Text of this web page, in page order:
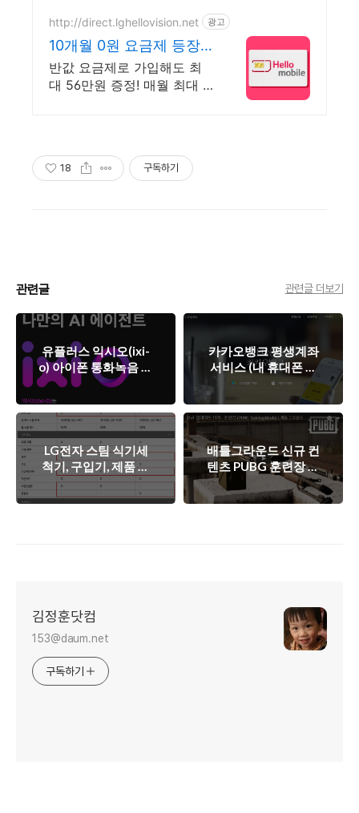
http://direct.lghellovision.net 광고
10개월 0원 요금제 등장
편의점 유심, 이심 즉시개
통
반값 요금제로 가입해도 최
대 56만원 증정! 매월 최대 7
18 구독하기
관련글 관련글 더보기
유플러스 익시오(ixi-
o) 아이폰 통화녹음 사
용기(가입/해지)
카카오뱅크 평생계좌
서비스 (내 휴대폰 번
호를 계좌번호로)
LG전자 스팀 식기세
척기, 구입기, 제품 모
델별 비교, 설거지 설
겆이 끝판왕, 디오스,
100..
배틀그라운드 신규 컨
텐츠 PUBG 훈련장 티
상,Battleground,펍
김정훈닷컴
153@daum.net
구독하기